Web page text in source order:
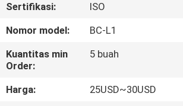
TUR
PABRIK
KONTROL
KUALITAS
Sertifikasi:
ISO
Nomor model:
BC-L1
Kuantitas min
Order:
5 buah
Harga:
25USD~30USD